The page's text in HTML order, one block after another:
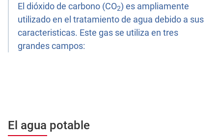
El dióxido de carbono (CO2) es ampliamente
utilizado en el tratamiento de agua debido a sus
caracteristicas. Este gas se utiliza en tres
grandes campos:
El agua potable